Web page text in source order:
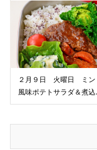
２月９日 火曜日 ミン
風味ポテトサラダ＆煮込